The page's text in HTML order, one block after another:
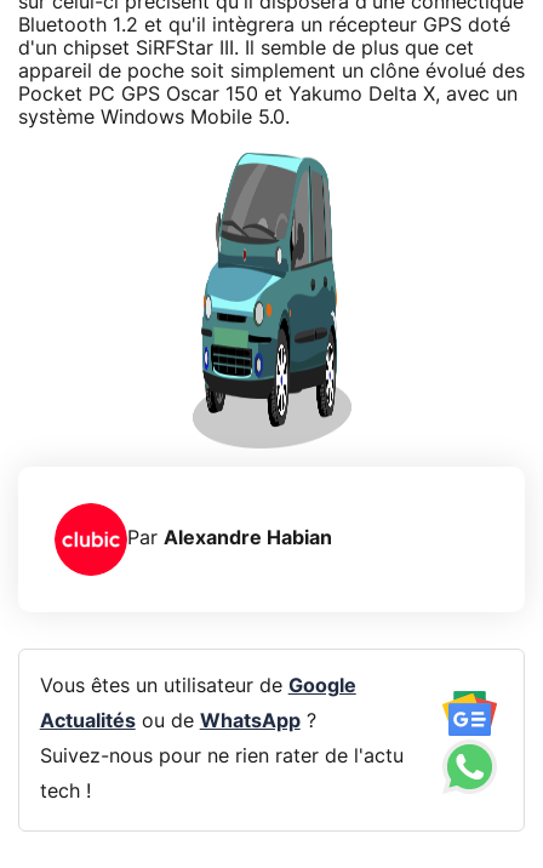
Bluetooth 1.2 et qu'il intègrera un récepteur GPS doté
d'un chipset SiRFStar III. Il semble de plus que cet
appareil de poche soit simplement un clône évolué des
Pocket PC GPS Oscar 150 et Yakumo Delta X, avec un
système Windows Mobile 5.0.
Par Alexandre Habian
Vous êtes un utilisateur de Google
Actualitésou de WhatsApp?
Suivez-nous pour ne rien rater de l'actu
tech !